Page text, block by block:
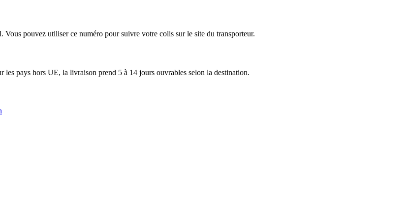
pouvez utiliser ce numéro pour suivre votre colis sur le site du transporteur.
pays hors UE, la livraison prend 5 à 14 jours ouvrables selon la destination.